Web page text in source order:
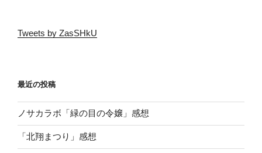
マ
な
の？
弟
な
の？
Tweets by ZasSHkU
最近の投稿
ノサカラボ「緑の目の令嬢」感想
「北翔まつり」感想